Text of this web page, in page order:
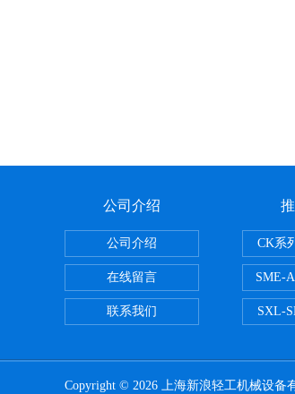
公司介绍
公司介绍
在线留言
联系我们
CK系
SME-
SXL-
Copyright © 2026 上海新浪轻工机械设备